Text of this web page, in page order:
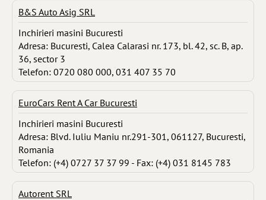
B&S Auto Asig SRL
Inchirieri masini Bucuresti
Adresa: Bucuresti, Calea Calarasi nr. 173, bl. 42, sc. B, ap.
36, sector 3
Telefon: 0720 080 000, 031 407 35 70
EuroCars Rent A Car Bucuresti
Inchirieri masini Bucuresti
Adresa: Blvd. Iuliu Maniu nr.291-301, 061127, Bucuresti,
Romania
Telefon: (+4) 0727 37 37 99 - Fax: (+4) 031 8145 783
Autorent SRL